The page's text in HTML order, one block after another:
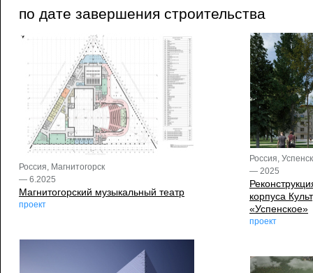
по дате завершения строительства
Россия, Магнитогорск
— 6.2025
Магнитогорский музыкальный театр
проект
Россия,
— 2025
корпуса
«Успенское»
проект